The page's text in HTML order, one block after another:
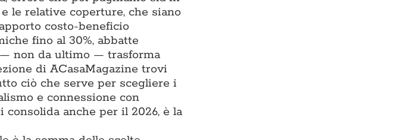
le relative coperture, che siano
costo-beneficio
fino al 30%, abbatte
non da ultimo — trasforma
di ACasaMagazine trovi
ciò che serve per scegliere i
e connessione con
anche per il 2026, è la